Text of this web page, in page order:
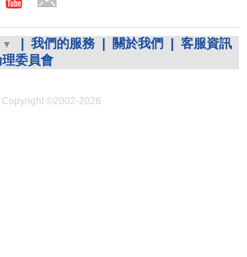
我們的服務 關於我們
客服資訊
理委員會
Copyright ©2002-2026